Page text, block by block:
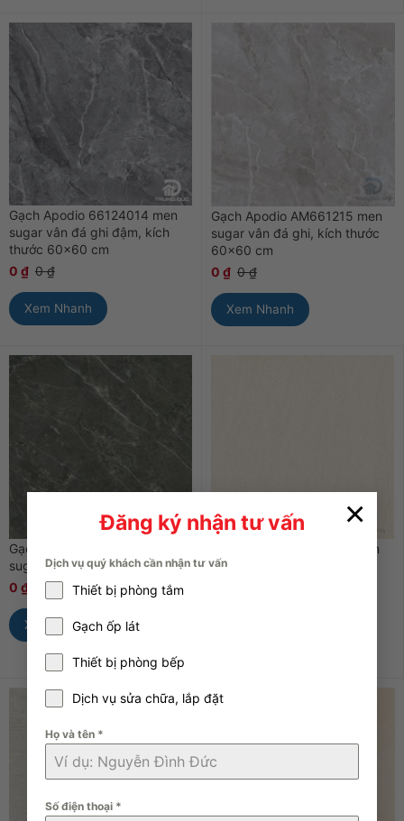
Đăng ký nhận tư vấn
Dịch vụ quý khách cần nhận tư vấn
Thiết bị phòng tắm
Gạch ốp lát
Thiết bị phòng bếp
Dịch vụ sửa chữa, lắp đặt
Họ và tên *
Số điện thoại *
×
Gạch Apodio 66124014 men
sugar vân đá ghi đậm, kích
thước 60×60 cm
0 ₫ 0₫
Xem Nhanh
Gạch Apodio AM661215 men
sugar vân đá ghi, kích thước
60×60 cm
0 ₫ 0₫
Xem Nhanh
Gạch Apodio FA662205 men
sugar, kích thước 60×60 cm
0 ₫ 0₫
Xem Nhanh
Gạch Apodio 66122302 men
sugar màu vàng, kích thước